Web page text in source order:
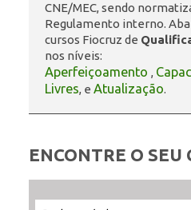
PLATAFORMAS
DOCUMENTOS
DOCENTES
CNE/MEC, sendo
Regulamento interno.
cursos Fiocruz de
nos níveis:
Aperfeiçoamento,
Livres, eAtualização.
ENCONTRE O SEU
Filtrar
Filtrar
Selecione
Ordenar